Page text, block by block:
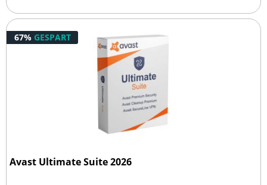
67% GESPART
Avast Ultimate Suite 2026